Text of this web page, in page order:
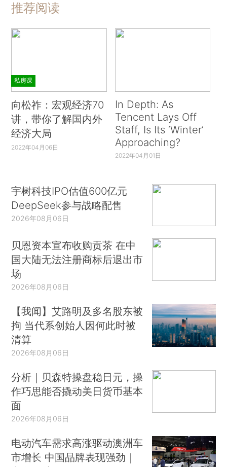
推荐阅读
私房课
向松祚：宏观经济70
讲，带你了解国内外
经济大局
2022年04月06日
In Depth: As
Tencent Lays Off
Staff, Is Its ‘Winter’
Approaching?
2022年04月01日
宇树科技IPO估值600亿元
DeepSeek参与战略配售
2026年08月06日
贝恩资本宣布收购贡茶 在中
国大陆无法注册商标后退出市
场
2026年08月06日
【我闻】艾路明及多名股东被
拘 当代系创始人因何此时被
清算
2026年08月06日
分析｜贝森特操盘稳日元，操
作巧思能否撬动美日货币基本
面
2026年08月06日
电动汽车需求高涨驱动澳洲车
市增长 中国品牌表现强劲｜